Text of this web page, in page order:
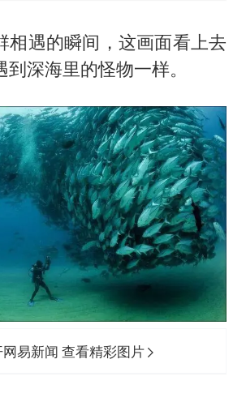
相遇的瞬间，这画面看上去
深海里的怪物一样。
易新闻 查看精彩图片